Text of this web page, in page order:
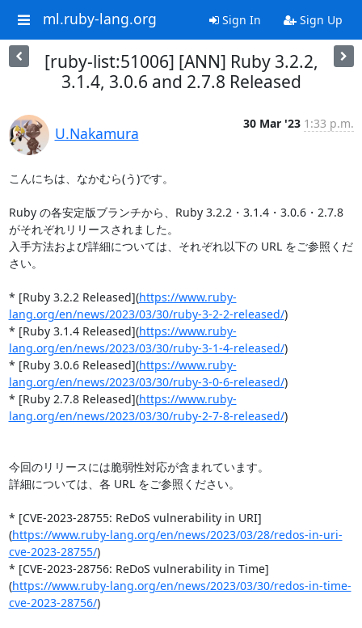
ml.ruby-lang.org Sign In Sign Up
[ruby-list:51006] [ANN] Ruby 3.2.2,
3.1.4, 3.0.6 and 2.7.8 Released
U.Nakamura
30 Mar '23 1:33 p.m.
こんにちは、なかむら(う)です。
Ruby の各安定版ブランチから、Ruby 3.2.2・3.1.4・3.0.6・2.7.8
がそれぞれリリースされました。
入手方法および詳細については、それぞれ以下の URL をご参照くだ
さい。
* [Ruby 3.2.2 Released](https://www.ruby-
lang.org/en/news/2023/03/30/ruby-3-2-2-released/)
* [Ruby 3.1.4 Released](https://www.ruby-
lang.org/en/news/2023/03/30/ruby-3-1-4-released/)
* [Ruby 3.0.6 Released](https://www.ruby-
lang.org/en/news/2023/03/30/ruby-3-0-6-released/)
* [Ruby 2.7.8 Released](https://www.ruby-
lang.org/en/news/2023/03/30/ruby-2-7-8-released/)
今回のリリースには脆弱性対応が含まれています。
詳細については、各 URL をご参照ください。
* [CVE-2023-28755: ReDoS vulnerability in URI]
(https://www.ruby-lang.org/en/news/2023/03/28/redos-in-uri-
cve-2023-28755/)
* [CVE-2023-28756: ReDoS vulnerability in Time]
(https://www.ruby-lang.org/en/news/2023/03/30/redos-in-time-
cve-2023-28756/)